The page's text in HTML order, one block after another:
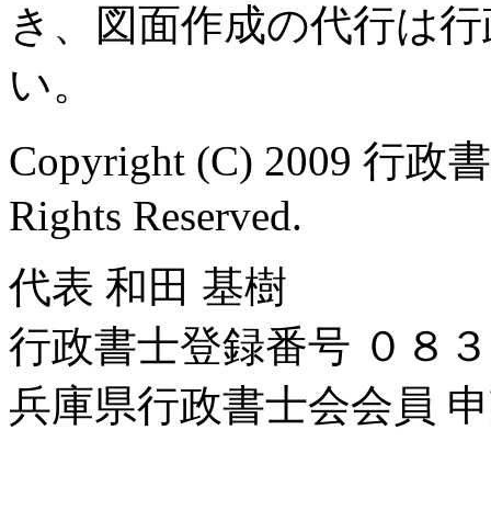
き、図面作成の代行は
い。
Copyright (C) 2009 行政
Rights Reserved.
代表 和田 基樹
行政書士登録番号 ０８
兵庫県行政書士会会員